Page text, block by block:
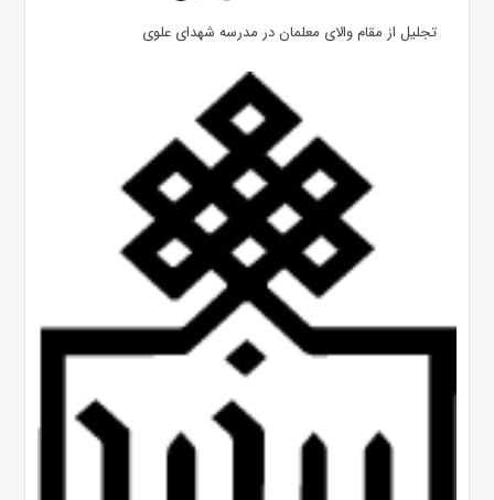
تجلیل از مقام والای معلمان در مدرسه شهدای علوی